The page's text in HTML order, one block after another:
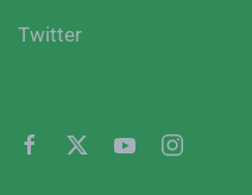
Twitter